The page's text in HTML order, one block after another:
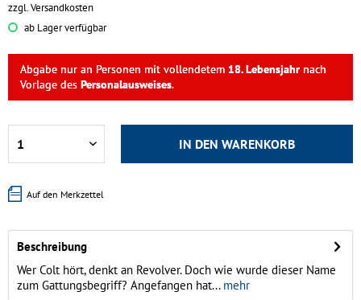
zzgl. Versandkosten
ab Lager verfügbar
Abgabe nur an Personen mit vollendetem 18. Lebensjahr nach
Vorlage des Personalausweises.
IN DEN WARENKORB
Auf den Merkzettel
Beschreibung
Wer Colt hört, denkt an Revolver. Doch wie wurde dieser Name
zum Gattungsbegriff? Angefangen hat...mehr